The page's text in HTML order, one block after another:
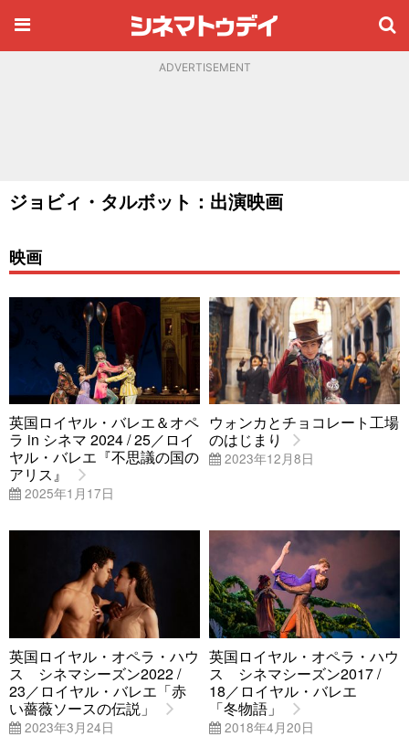
ADVERTISEMENT
ジョビィ・タルボット：出演映画
映画
英国ロイヤル・バレエ＆オペ
ラ in シネマ 2024 / 25／ロイ
ヤル・バレエ『不思議の国の
アリス』
2025年1月17日
ウォンカとチョコレート工場
のはじまり
2023年12月8日
英国ロイヤル・オペラ・ハウ
ス シネマシーズン2022 /
23／ロイヤル・バレエ「赤
い薔薇ソースの伝説」
2023年3月24日
英国ロイヤル・オペラ・ハウ
ス シネマシーズン2017 /
18／ロイヤル・バレエ
「冬物語」
2018年4月20日